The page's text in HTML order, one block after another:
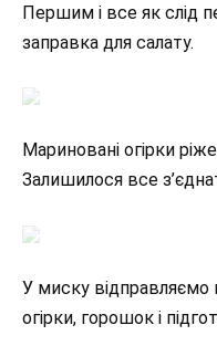
Першим і все як слід
заправка для салату.
Мариновані огірки
Залишилося все
У миску відправляємо
огірки, горошок і